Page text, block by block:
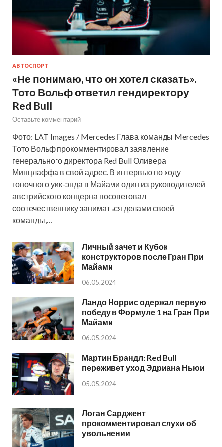
АВТОСПОРТ
«Не понимаю, что он хотел сказать».
Тото Вольф ответил гендиректору
Red Bull
Оставьте комментарий
Фото: LAT Images / Mercedes Глава команды Mercedes
Тото Вольф прокомментировал заявление
генерального директора Red Bull Оливера
Минцлаффа в свой адрес. В интервью по ходу
гоночного уик-энда в Майами один из руководителей
австрийского концерна посоветовал
соотечественнику заниматься делами своей
команды,…
Личный зачет и Кубок
конструкторов после Гран При
Майами
06.05.2024
Ландо Норрис одержал первую
победу в Формуле 1 на Гран При
Майами
06.05.2024
Мартин Брандл: Red Bull
переживет уход Эдриана Ньюи
05.05.2024
Логан Сарджент
прокомментировал слухи об
увольнении